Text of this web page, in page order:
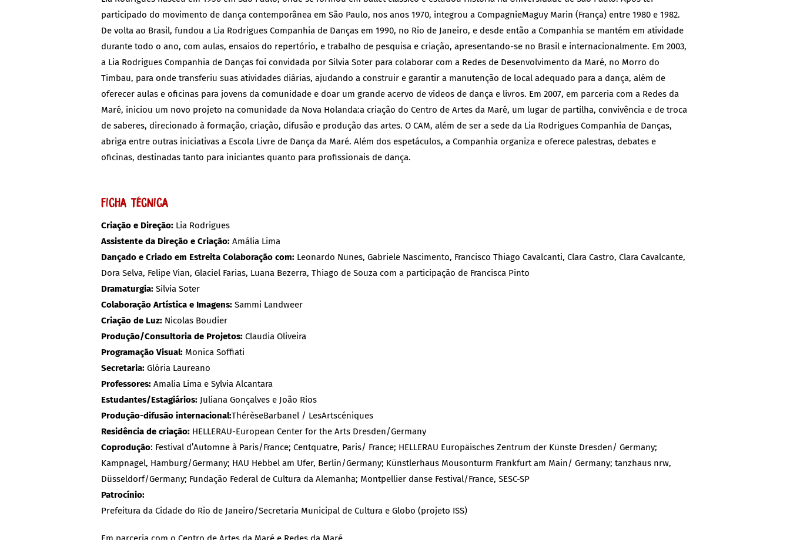
participado do movimento de dança contemporânea em São Paulo, nos anos 1970, integrou a CompagnieMaguy Marin (França) entre 1980 e 1982.
De volta ao Brasil, fundou a Lia Rodrigues Companhia de Danças em 1990, no Rio de Janeiro, e desde então a Companhia se mantém em atividade
durante todo o ano, com aulas, ensaios do repertório, e trabalho de pesquisa e criação, apresentando-se no Brasil e internacionalmente. Em 2003,
a Lia Rodrigues Companhia de Danças foi convidada por Silvia Soter para colaborar com a Redes de Desenvolvimento da Maré, no Morro do
Timbau, para onde transferiu suas atividades diárias, ajudando a construir e garantir a manutenção de local adequado para a dança, além de
oferecer aulas e oficinas para jovens da comunidade e doar um grande acervo de vídeos de dança e livros. Em 2007, em parceria com a Redes da
Maré, iniciou um novo projeto na comunidade da Nova Holanda:a criação do Centro de Artes da Maré, um lugar de partilha, convivência e de troca
de saberes, direcionado à formação, criação, difusão e produção das artes. O CAM, além de ser a sede da Lia Rodrigues Companhia de Danças,
abriga entre outras iniciativas a Escola Livre de Dança da Maré. Além dos espetáculos, a Companhia organiza e oferece palestras, debates e
oficinas, destinadas tanto para iniciantes quanto para profissionais de dança.
Ficha Técnica
Criação e Direção: Lia Rodrigues
Assistente da Direção e Criação: Amália Lima
Dançado e Criado em Estreita Colaboração com: Leonardo Nunes, Gabriele Nascimento, Francisco Thiago Cavalcanti, Clara Castro, Clara Cavalcante,
Dora Selva, Felipe Vian, Glaciel Farias, Luana Bezerra, Thiago de Souza com a participação de Francisca Pinto
Dramaturgia: Silvia Soter
Colaboração Artística e Imagens: Sammi Landweer
Criação de Luz: Nicolas Boudier
Produção/Consultoria de Projetos: Claudia Oliveira
Programação Visual: Monica Soffiati
Secretaria: Glória Laureano
Professores: Amalia Lima e Sylvia Alcantara
Estudantes/Estagiários: Juliana Gonçalves e João Rios
Produção-difusão internacional:ThérèseBarbanel / LesArtscéniques
Residência de criação: HELLERAU-European Center for the Arts Dresden/Germany
Coprodução: Festival d’Automne à Paris/France; Centquatre, Paris/ France; HELLERAU Europäisches Zentrum der Künste Dresden/ Germany;
Kampnagel, Hamburg/Germany; HAU Hebbel am Ufer, Berlin/Germany; Künstlerhaus Mousonturm Frankfurt am Main/ Germany; tanzhaus nrw,
Düsseldorf/Germany; Fundação Federal de Cultura da Alemanha; Montpellier danse Festival/France, SESC-SP
Patrocínio:
Prefeitura da Cidade do Rio de Janeiro/Secretaria Municipal de Cultura e Globo (projeto ISS)